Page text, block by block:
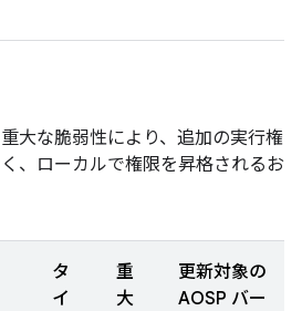
大な脆弱性により、追加の実行権
、ローカルで権限を昇格されるお
タ
イ
重
大
更新対象の
AOSP バー